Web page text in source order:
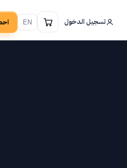
تسجيل الدخول EN